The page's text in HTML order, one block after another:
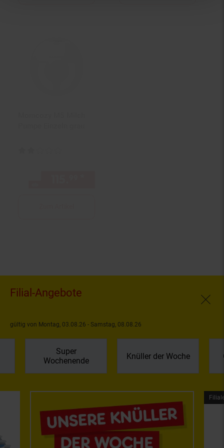
Filial-Angebote
gültig von Montag, 03.08.26 - Samstag, 08.08.26
Super
Wochenende
Knüller der Woche